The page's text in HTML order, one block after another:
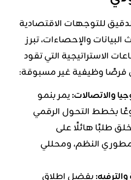
للتوجهات الاقتصادية
البيانات والإحصاءات، تبرز
الاستراتيجية التي تقود
فرصًا وظيفية غير مسبوقة:
والاتصالات:يمر بنمو
بخطط التحول الرقمي
طلبًا هائلًا على
النظم، ومحللي